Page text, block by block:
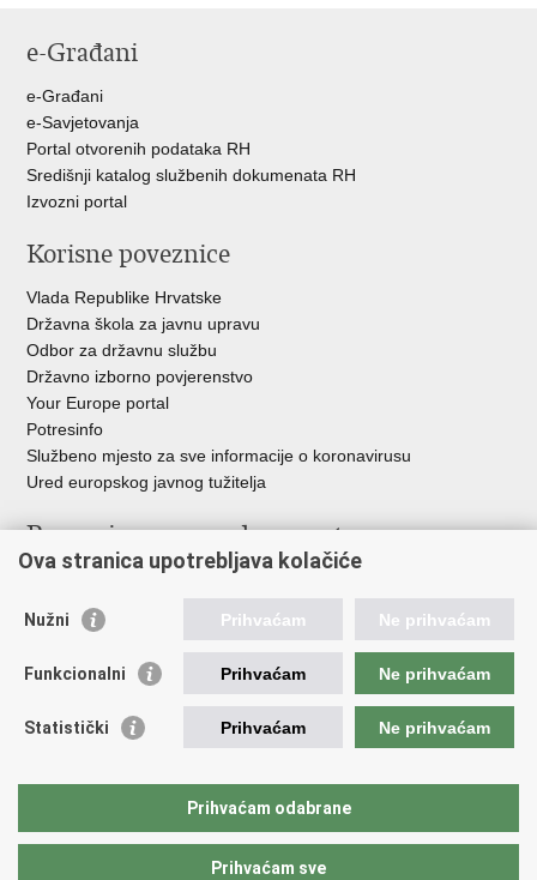
FacebookuTwitteru
e-Građani
e-Građani
e-Savjetovanja
Portal otvorenih podataka RH
Središnji katalog službenih dokumenata RH
Izvozni portal
Korisne poveznice
Vlada Republike Hrvatske
Državna škola za javnu upravu
Odbor za državnu službu
Državno izborno povjerenstvo
Your Europe portal
Potresinfo
Službeno mjesto za sve informacije o koronavirusu
Ured europskog javnog tužitelja
Poveznice pravosudnog sustava
Državno odvjetništvo
Ured za suzbijanje korupcije i organiziranog kriminaliteta
Državnoodvjetničko vijeće
Hrvatska odvjetnička komora
Europski pravosudni portal
Ova stranica upotrebljava kolačiće
Nužni Prihvaćam Ne prihvaćam
Funkcionalni Prihvaćam Ne prihvaćam
Statistički Prihvaćam Ne prihvaćam
Prihvaćam odabrane
Prihvaćam sve